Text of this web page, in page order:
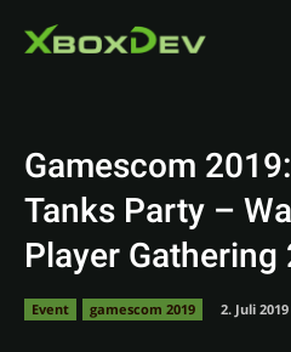
Gamescom
Tanks Party –
Player Gathering
Event gamescom 2019 2. Juli 2019